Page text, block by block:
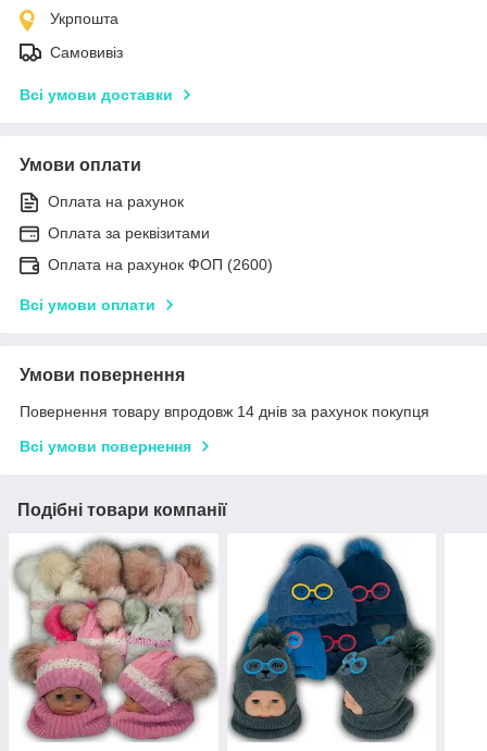
Укрпошта
Самовивіз
Всі умови доставки
Умови оплати
Оплата на рахунок
Оплата за реквізитами
Оплата на рахунок ФОП (2600)
Всі умови оплати
Умови повернення
Повернення товару впродовж 14 днів за рахунок покупця
Всі умови повернення
Подібні товари компанії